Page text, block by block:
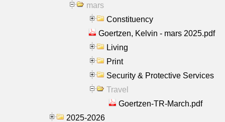
mars
Constituency
Goertzen, Kelvin - mars 2025.pdf
Living
Print
Security & Protective Services
Travel
Goertzen-TR-March.pdf
2025-2026